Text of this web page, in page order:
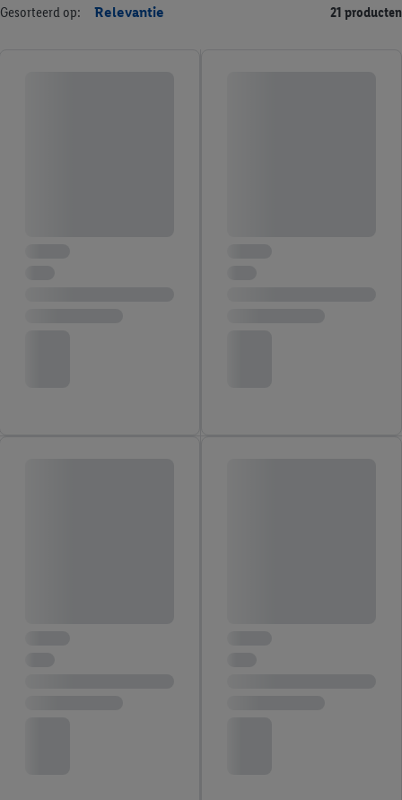
Gesorteerd op: Relevantie 21 producten